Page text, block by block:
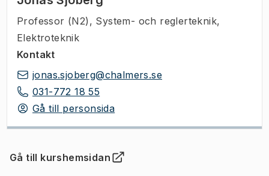
Professor (N2) , System- och reglerteknik,
Elektroteknik
Kontakt
jonas.sjoberg@chalmers.se
031-772 18 55
Gå till personsida
Gå till kurshemsidan
(Öppnas i ny flik)